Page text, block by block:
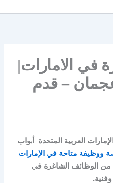
في الامارات|
– قدم
العربية المتحدة أبواب
ووظيفة متاحة في الإمارات
من الوظائف الشاغرة في
وفنية.